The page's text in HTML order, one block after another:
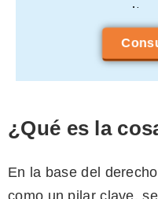
consulta
¿Qué es la
En la base del